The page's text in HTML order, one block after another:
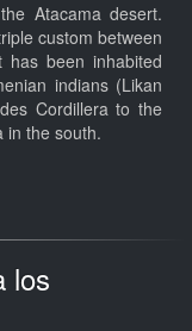
Atacama desert.
custom between
has been inhabited
indians (Likan
Cordillera to the
in the south.
los